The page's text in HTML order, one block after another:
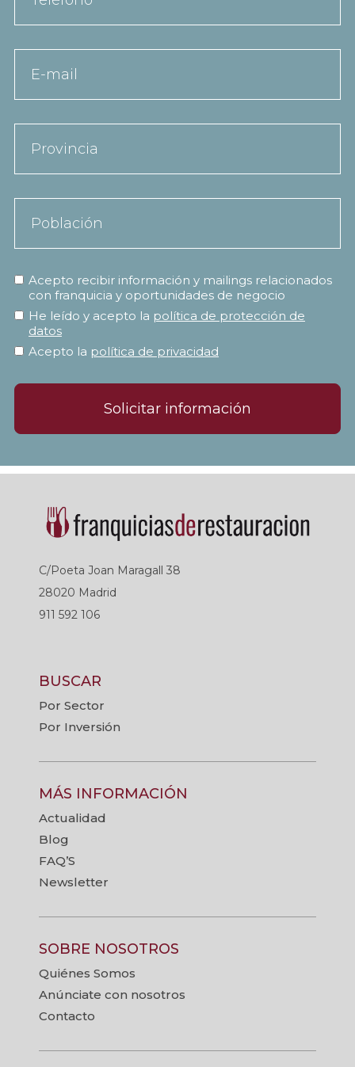
Acepto recibir información y mailings relacionados
con franquicia y oportunidades de negocio
He leído y acepto la política de protección de
datos
Acepto la política de privacidad
Solicitar información
C/Poeta Joan Maragall 38
28020 Madrid
911 592 106
BUSCAR
Por Sector
Por Inversión
MÁS INFORMACIÓN
Actualidad
Blog
FAQ’S
Newsletter
SOBRE NOSOTROS
Quiénes Somos
Anúnciate con nosotros
Contacto